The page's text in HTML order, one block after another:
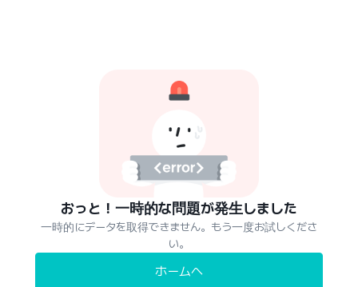
おっと！一時的な問題が発生しました
一時的にデータを取得できません。もう一度お試しくださ
い。
ホームへ